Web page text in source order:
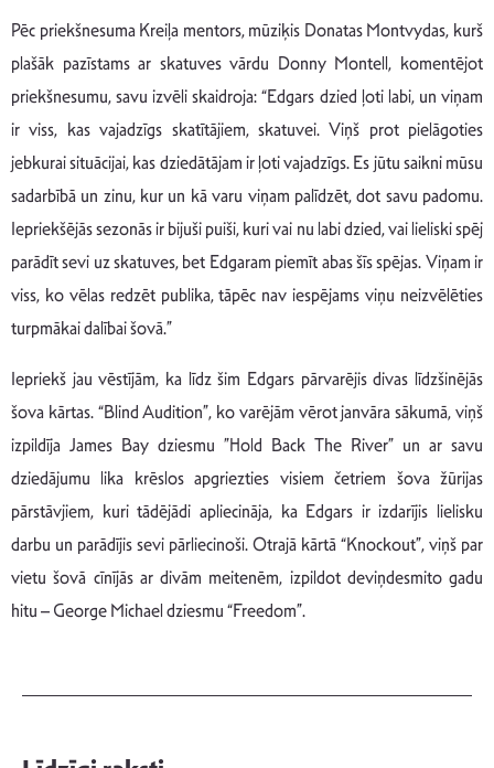
Pēc priekšnesuma Kreiļa mentors, mūziķis Donatas Montvydas, kurš
plašāk pazīstams ar skatuves vārdu Donny Montell, komentējot
priekšnesumu, savu izvēli skaidroja: “Edgars dzied ļoti labi, un viņam
ir viss, kas vajadzīgs skatītājiem, skatuvei. Viņš prot pielāgoties
jebkurai situācijai, kas dziedātājam ir ļoti vajadzīgs. Es jūtu saikni mūsu
sadarbībā un zinu, kur un kā varu viņam palīdzēt, dot savu padomu.
Iepriekšējās sezonās ir bijuši puiši, kuri vai nu labi dzied, vai lieliski spēj
parādīt sevi uz skatuves, bet Edgaram piemīt abas šīs spējas. Viņam ir
viss, ko vēlas redzēt publika, tāpēc nav iespējams viņu neizvēlēties
turpmākai dalībai šovā.”
Iepriekš jau vēstījām, ka līdz šim Edgars pārvarējis divas līdzšinējās
šova kārtas. “Blind Audition”, ko varējām vērot janvāra sākumā, viņš
izpildīja James Bay dziesmu ”Hold Back The River” un ar savu
dziedājumu lika krēslos apgriezties visiem četriem šova žūrijas
pārstāvjiem, kuri tādējādi apliecināja, ka Edgars ir izdarījis lielisku
darbu un parādījis sevi pārliecinoši. Otrajā kārtā “Knockout”, viņš par
vietu šovā cīnījās ar divām meitenēm, izpildot deviņdesmito gadu
hitu – George Michael dziesmu “Freedom”.